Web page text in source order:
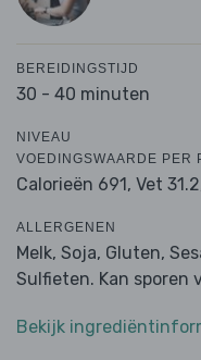
BEREIDINGSTIJD
30 - 40 minuten
NIVEAU
VOEDINGSWAARDE PER
Calorieën 691, Vet
ALLERGENEN
Melk, Soja, Gluten,
Sulfieten. Kan sporen
Bekijk